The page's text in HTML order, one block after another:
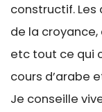
constructif.
de la croyance,
etc tout ce qui
cours d’arabe
Je conseille